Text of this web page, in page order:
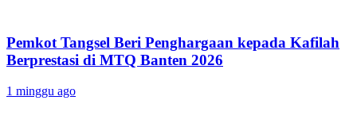
Pemkot Tangsel Beri Penghargaan kepada Kafilah
Berprestasi di MTQ Banten 2026
1 minggu ago